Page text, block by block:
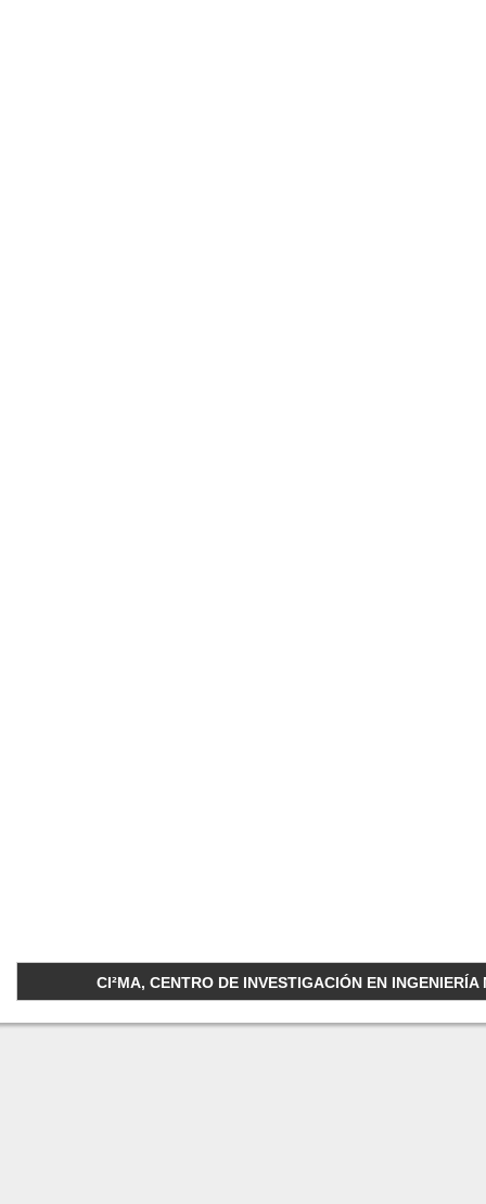
CI²MA, CENTRO DE INVESTIGACIÓN EN